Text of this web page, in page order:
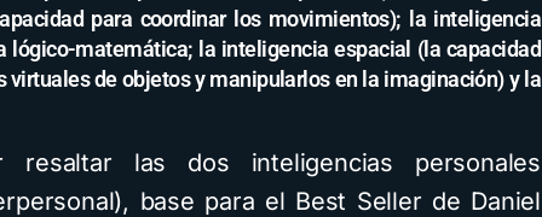
para coordinar los movimientos); la inteligencia
lógico-matemática; la inteligencia espacial (la capacidad
virtuales de objetos y manipularlos en la imaginación) y la
resaltar las dos inteligencias personales
base para el Best Seller de Daniel